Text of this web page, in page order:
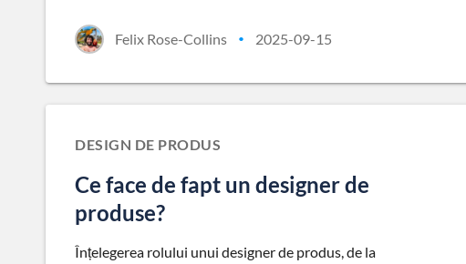
Felix Rose-Collins • 2025-09-15
DESIGN DE PRODUS
Ce face de fapt un designer de
produse?
Înțelegerea rolului unui designer de produs, de la